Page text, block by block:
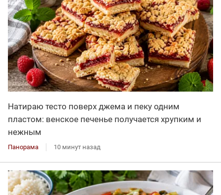
Натираю тесто поверх джема и пеку одним
пластом: венское печенье получается хрупким и
нежным
Панорама 10 минут назад